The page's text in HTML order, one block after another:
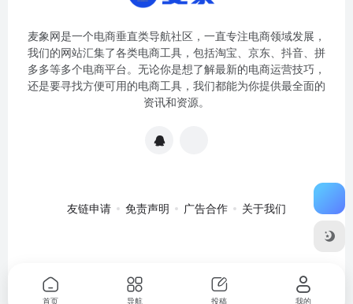
麦象网是一个电商垂直类导航社区，一直专注电商领域发展，
我们的网站汇集了各类电商工具，包括淘宝、京东、抖音、拼
多多等多个电商平台。无论你是想了解最新的电商运营技巧，
还是要寻找方便可用的电商工具，我们都能为你提供最全面的
资讯和资源。
友链申请 免责声明 广告合作 关于我们
2020057301号-1
首页 导航 投稿 我的